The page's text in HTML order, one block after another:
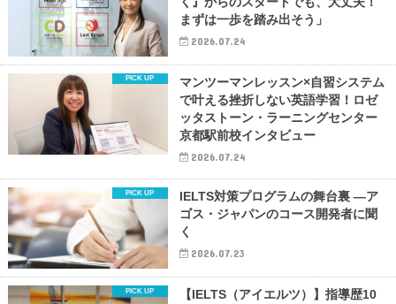
まずは一歩を踏み出そう」
2026.07.24
マンツーマンレッスン×自習システム
で叶える挫折しない英語学習！ロゼ
ッタストーン・ラーニングセンター
京都駅前校インタビュー
2026.07.24
IELTS対策プログラムの舞台裏 ―ア
ゴス・ジャパンのコース開発者に聞
く
2026.07.23
【IELTS（アイエルツ）】指導歴10